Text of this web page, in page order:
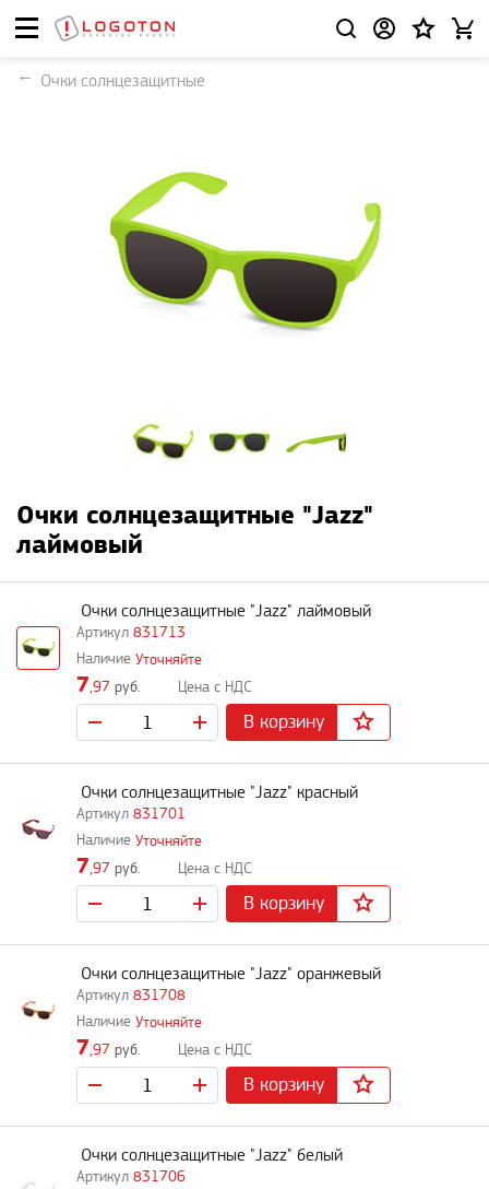
Очки солнцезащитные
Очки солнцезащитные "Jazz"
лаймовый
831713
Очки солнцезащитные "Jazz" лаймовый
Уточняйте
7,97 руб.
В корзину
831701
Очки солнцезащитные "Jazz" красный
Уточняйте
7,97 руб.
В корзину
831708
Очки солнцезащитные "Jazz" оранжевый
Уточняйте
7,97 руб.
В корзину
831706
Очки солнцезащитные "Jazz" белый